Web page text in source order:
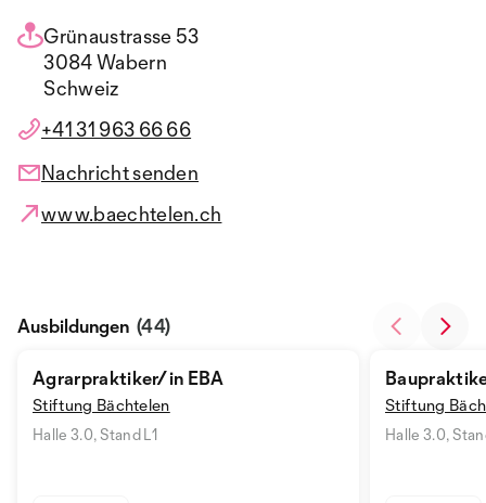
Grünaustrasse 53
3084 Wabern
Schweiz
+41 31 963 66 66
Nachricht senden
www.baechtelen.ch
Agrarpraktiker/in EBA
Stiftung Bächtelen
Halle 3.0, Stand L1
Stiftung
Halle 3.0,
Ausbildungen (44)